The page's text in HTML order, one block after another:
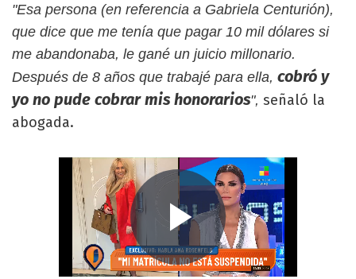
"Esa persona (en referencia a Gabriela Centurión),
que dice que me tenía que pagar 10 mil dólares si
me abandonaba, le gané un juicio millonario.
Después de 8 años que trabajé para ella, cobró y
yo no pude cobrar mis honorarios", señaló la
abogada.